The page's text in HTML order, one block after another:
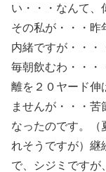
い・・・なんて、
その私が・・・昨
内緒ですが・・・
毎朝飲むわ・・・
離を２０ヤード伸
ませんが・・・
なったのです。（
れそうですが）継
で、シジミですが